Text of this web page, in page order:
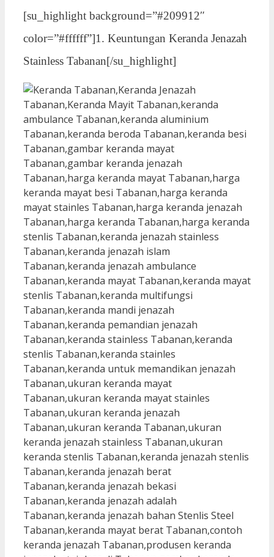
[su_highlight background=”#209912″
color=”#ffffff”]1. Keuntungan Keranda Jenazah
Stainless Tabanan[/su_highlight]